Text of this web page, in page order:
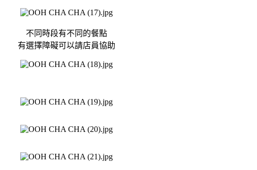
不同時段有不同的餐點
有選擇障礙可以請店員協助